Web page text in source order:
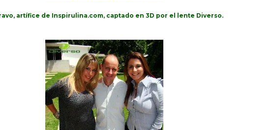
artífice de Inspirulina.com, captado en 3D por el lente Diverso.